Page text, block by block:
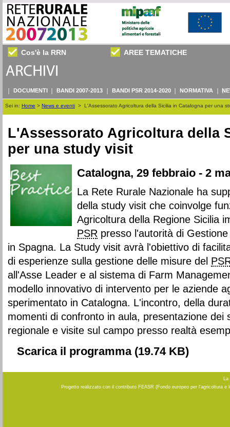
Cos'è la RRN AREE TEMATICHE
DOCUMENTI BANDI 2007-2013 BANDI PSR 2014-2020 NORMATIVA
Sei in: Home > News e eventi > L'Assessorato Agricoltura della Sicilia in Catalogna per una
L'Assessorato Agricoltura della
per una study visit
Catalogna, 29 febbraio - 2
La Rete Rurale Nazionale ha
della study visit che coinvolge
Agricoltura della Regione Sicilia
PSR presso l'autorità di
in Spagna. La Study visit avrà l'obiettivo di
di esperienze sulla gestione delle misure del
all'Asse Leader e al sistema di Farm
modello innovativo di intervento per le aziende
sperimentato in Catalogna. L'incontro, della
momenti di confronto in aula, presentazione dei
regionale e visite sul campo presso realtà
Scarica il programma(19.74 KB)
La
Progetto realizzato con il contributo FEASR (Fondo europeo per l'agricoltura